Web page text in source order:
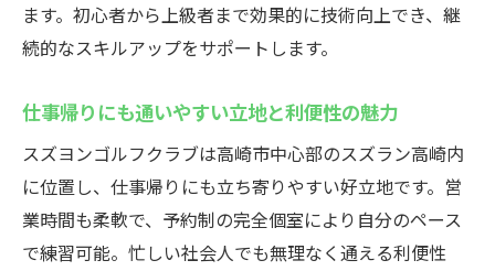
ます。初心者から上級者まで効果的に技術向上でき、継
続的なスキルアップをサポートします。
仕事帰りにも通いやすい立地と利便性の魅力
スズヨンゴルフクラブは高崎市中心部のスズラン高崎内
に位置し、仕事帰りにも立ち寄りやすい好立地です。営
業時間も柔軟で、予約制の完全個室により自分のペース
で練習可能。忙しい社会人でも無理なく通える利便性